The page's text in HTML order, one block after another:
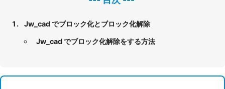
Jw_cad でブロック化とブロック化解除
Jw_cad でブロック化解除をする方法